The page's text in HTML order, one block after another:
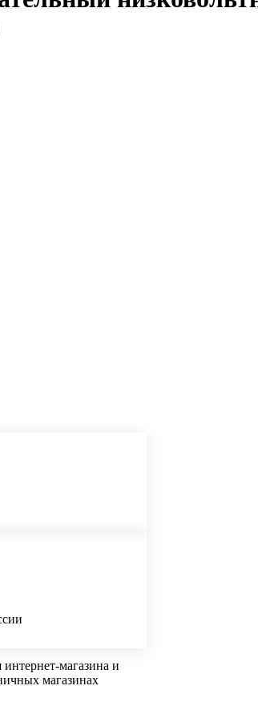
интернет-магазина и
магазинах